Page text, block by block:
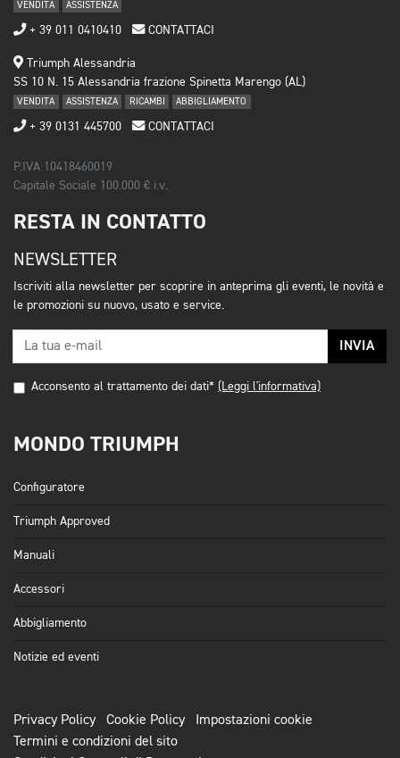
VENDITA ASSISTENZA
+ 39 011 0410410 CONTATTACI
Triumph Alessandria
SS 10 N. 15 Alessandria frazione Spinetta Marengo (AL)
VENDITA ASSISTENZA RICAMBI ABBIGLIAMENTO
+ 39 0131 445700 CONTATTACI
P.IVA 10418460019
Capitale Sociale 100.000 € i.v.
RESTA IN CONTATTO
NEWSLETTER
Iscriviti alla newsletter per scoprire in anteprima gli eventi, le novità e
le promozioni su nuovo, usato e service.
INVIA
Acconsento al trattamento dei dati* (Leggi l'informativa)
MONDO TRIUMPH
Configuratore
Triumph Approved
Manuali
Accessori
Abbigliamento
Notizie ed eventi
Privacy Policy Cookie Policy
Impostazioni cookie
Termini e condizioni del sito